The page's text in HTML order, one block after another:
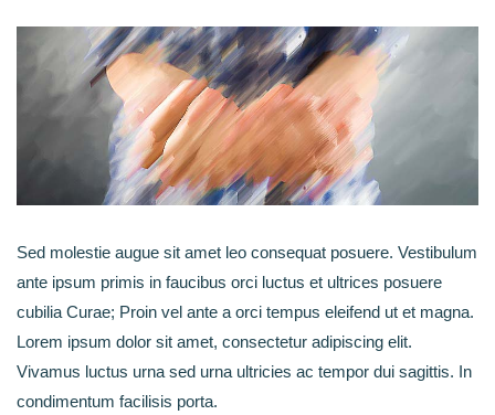
Sed molestie augue sit amet leo consequat posuere. Vestibulum
ante ipsum primis in faucibus orci luctus et ultrices posuere
cubilia Curae; Proin vel ante a orci tempus eleifend ut et magna.
Lorem ipsum dolor sit amet, consectetur adipiscing elit.
Vivamus luctus urna sed urna ultricies ac tempor dui sagittis. In
condimentum facilisis porta.